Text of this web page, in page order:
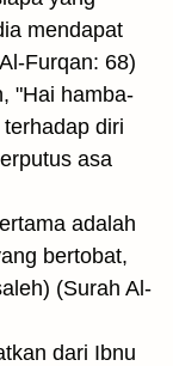
mendapat
Furqan: 68)
"Hai hamba-
diri
asa
adalah
bertobat,
(Surah Al-
dari Ibnu